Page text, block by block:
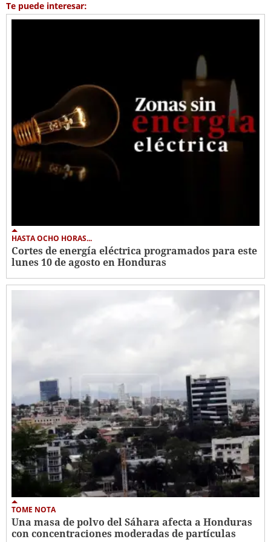
Te puede interesar:
HASTA OCHO HORAS...
Cortes de energía eléctrica programados para este
lunes 10 de agosto en Honduras
TOME NOTA
Una masa de polvo del Sáhara afecta a Honduras
con concentraciones moderadas de partículas